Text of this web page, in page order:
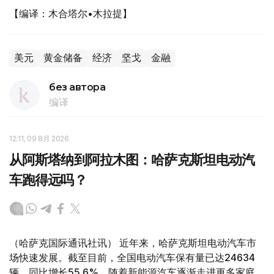
【编译：木合塔尔•木拉提】
美元 黄金储备 经济 坚戈 金融
без автора
编译
12:11, 09 8月 2026
从阿斯塔纳到阿拉木图：哈萨克斯坦电动汽
车跑得远吗？
（哈萨克国际通讯社讯） 近年来，哈萨克斯坦电动汽车市
场快速发展。截至目前，全国电动汽车保有量已达24634